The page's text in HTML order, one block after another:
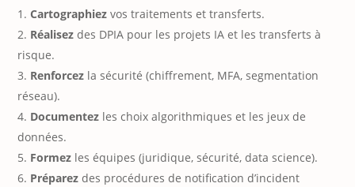
Cartographiez vos traitements et transferts.
Réalisez des DPIA pour les projets IA et les transferts à
risque.
Renforcez la sécurité (chiffrement, MFA, segmentation
réseau).
Documentez les choix algorithmiques et les jeux de
données.
Formez les équipes (juridique, sécurité, data science).
Préparez des procédures de notification d’incident